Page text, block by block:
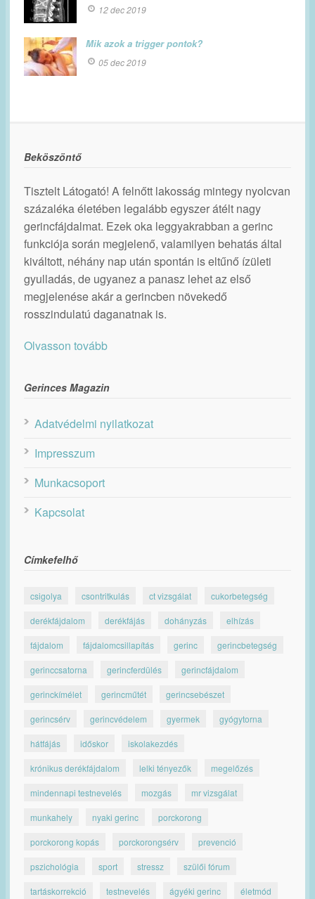
12 dec 2019
Mik azok a trigger pontok?
05 dec 2019
Beköszöntő
Tisztelt Látogató! A felnőtt lakosság mintegy nyolcvan
százaléka életében legalább egyszer átélt nagy
gerincfájdalmat. Ezek oka leggyakrabban a gerinc
funkciója során megjelenő, valamilyen behatás által
kiváltott, néhány nap után spontán is eltűnő ízületi
gyulladás, de ugyanez a panasz lehet az első
megjelenése akár a gerincben növekedő
rosszindulatú daganatnak is.
Olvasson tovább
Gerinces Magazin
Adatvédelmi nyilatkozat
Impresszum
Munkacsoport
Kapcsolat
Címkefelhő
csigolya csontritkulás ct vizsgálat cukorbetegség
derékfájdalom derékfájás dohányzás elhízás
fájdalom fájdalomcsillapítás gerinc gerincbetegség
gerinccsatorna gerincferdülés gerincfájdalom
gerinckímélet gerincműtét gerincsebészet
gerincsérv gerincvédelem gyermek gyógytorna
hátfájás időskor iskolakezdés
krónikus derékfájdalom lelki tényezők megelőzés
mindennapi testnevelés mozgás mr vizsgálat
munkahely nyaki gerinc porckorong
porckorong kopás porckorongsérv prevenció
pszichológia sport stressz szülői fórum
tartáskorrekció testnevelés ágyéki gerinc életmód